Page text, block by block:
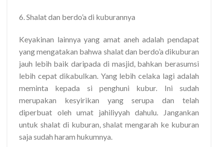
6. Shalat dan berdo’a di kuburannya
Keyakinan lainnya yang amat aneh adalah pendapat
yang mengatakan bahwa shalat dan berdo’a dikuburan
jauh lebih baik daripada di masjid, bahkan berasumsi
lebih cepat dikabulkan. Yang lebih celaka lagi adalah
meminta kepada si penghuni kubur. Ini sudah
merupakan kesyirikan yang serupa dan telah
diperbuat oleh umat jahiliyyah dahulu. Jangankan
untuk shalat di kuburan, shalat mengarah ke kuburan
saja sudah haram hukumnya.